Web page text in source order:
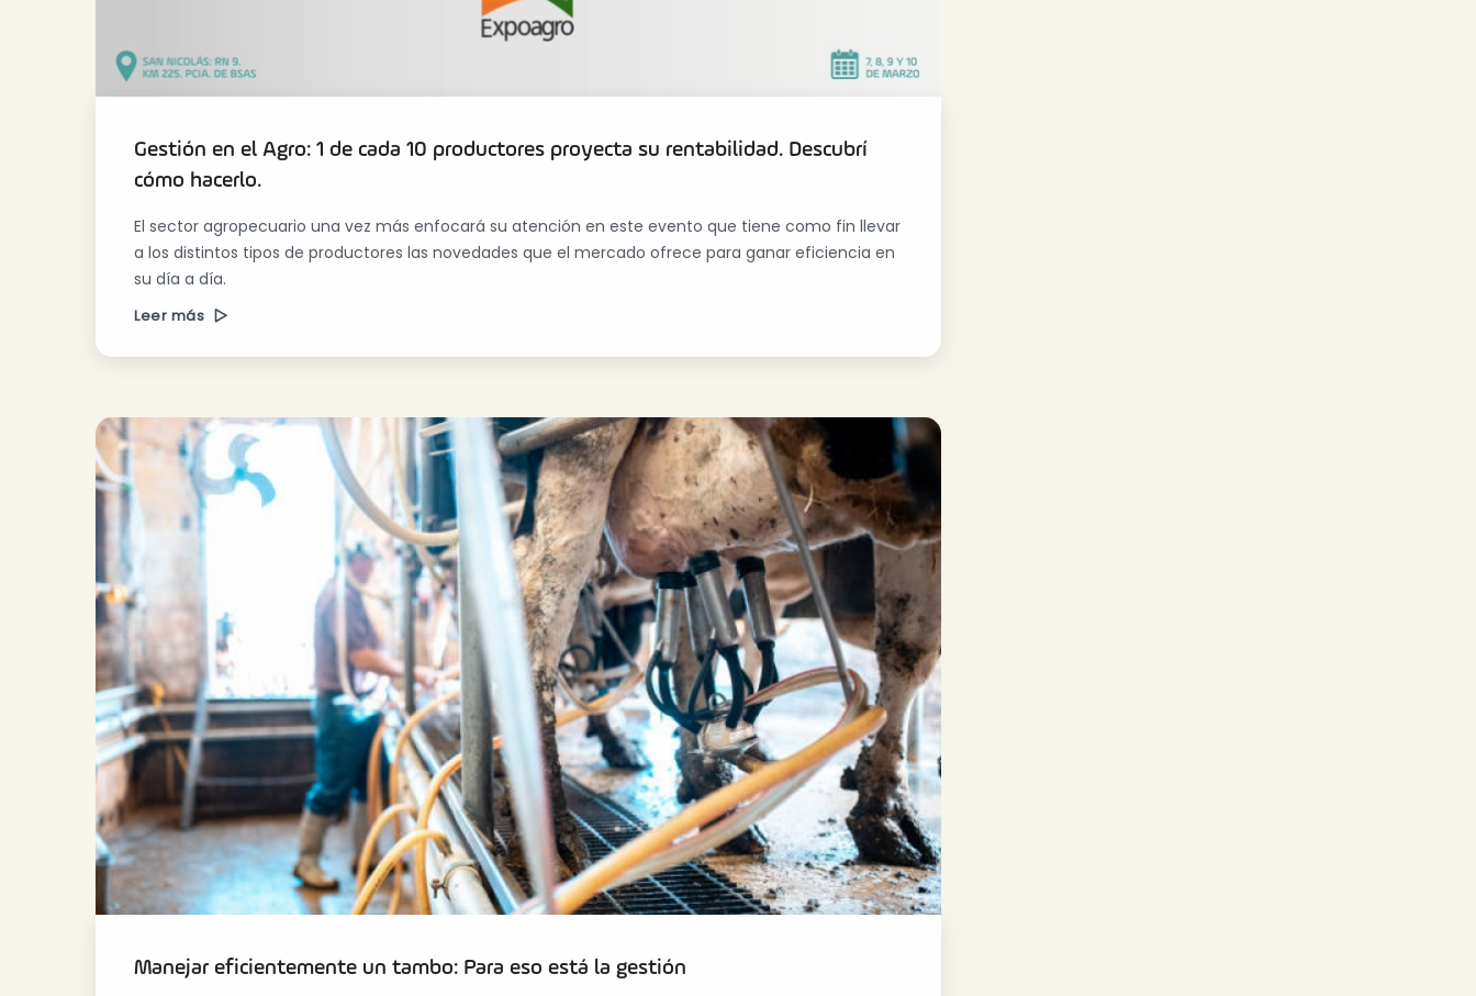
Gestión en el Agro: 1 de cada 10 productores proyecta su rentabilidad. Descubrí
cómo hacerlo.
El sector agropecuario una vez más enfocará su atención en este evento que tiene como fin llevar
a los distintos tipos de productores las novedades que el mercado ofrece para ganar eficiencia en
su día a día.
Leer más
Manejar eficientemente un tambo: Para eso está la gestión